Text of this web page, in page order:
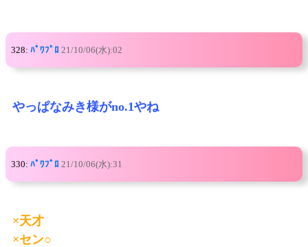
328: ﾊﾟﾜﾌﾟﾛ 21/10/06(水):02
やっぱなみき様がno.1やね
330: ﾊﾟﾜﾌﾟﾛ 21/10/06(水):31
×天才
×セン○